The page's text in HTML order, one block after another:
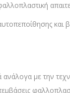
και
ανάλογα με την